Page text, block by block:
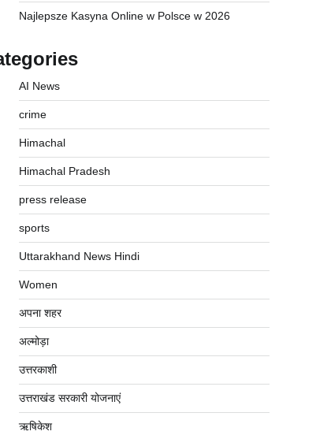
Najlepsze Kasyna Online w Polsce w 2026
AI News
crime
Himachal
Himachal Pradesh
press release
sports
Uttarakhand News Hindi
Women
अपना शहर
अल्मोड़ा
उत्तरकाशी
उत्तराखंड सरकारी योजनाएं
ऋषिकेश